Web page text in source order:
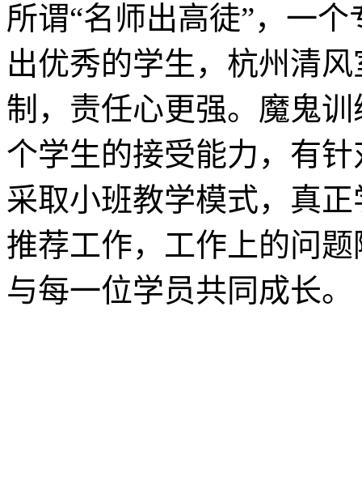
所谓“名师出高徒”，一
出优秀的学生，杭州清
制，责任心更强。魔鬼
个学生的接受能力，有
采取小班教学模式，真
推荐工作，工作上的问
与每一位学员共同成长。